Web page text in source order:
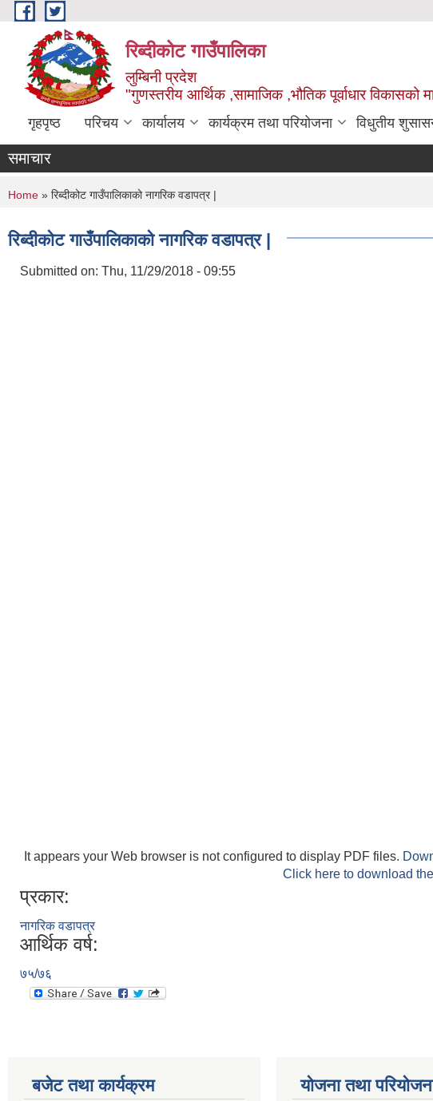
Skip to main content
रिब्दीकोट गाउँपालिका
लुम्बिनी प्रदेश
"गुणस्तरीय आर्थिक ,सामाजिक ,भौतिक पूर्वाधार विकासको
गृहपृष्ठ परिचय कार्यालय कार्यक्रम तथा परियोजना विधुतीय
समाचार
You are here
Home » रिब्दीकोट गाउँपालिकाको नागरिक वडापत्र |
रिब्दीकोट गाउँपालिकाको नागरिक वडापत्र |
Submitted on: Thu, 11/29/2018 - 09:55
It appears your Web browser is not configured to display PDF files.
Click here to download
प्रकार:
नागरिक वडापत्र
आर्थिक वर्ष:
७५/७६
बजेट तथा कार्यक्रम योजना तथा